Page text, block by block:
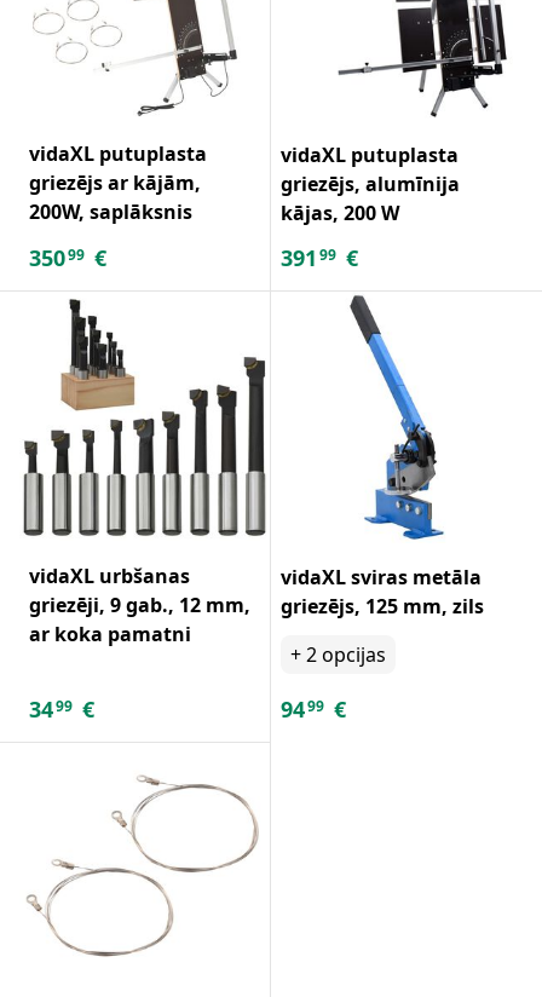
vidaXL putuplasta
griezējs ar kājām,
200W, saplāksnis
35099 €
vidaXL putuplasta
griezējs, alumīnija
kājas, 200 W
391 99 €
vidaXL urbšanas
griezēji, 9 gab., 12 mm,
ar koka pamatni
3499 €
vidaXL sviras metāla
griezējs, 125 mm, zils
+2opcijas
9499 €